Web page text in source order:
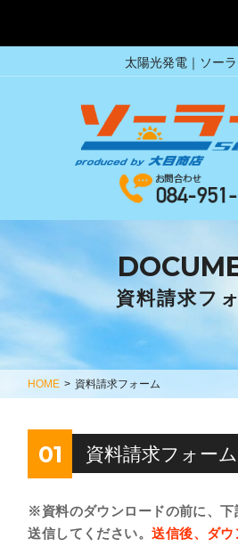
太陽光発電｜ソー
資料請求フ
HOME > 資料請求フォーム
01 資料請求フォーム
※資料のダウンロードの前に、下
送信してください。送信後、ダ